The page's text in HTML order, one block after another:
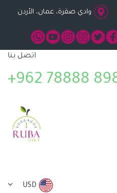
وادي صقرة، عمان، الأردن
اتصل بنا
+962 78888
USD